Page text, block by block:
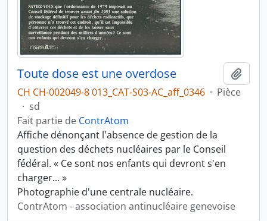
Toute dose est une overdose
CH CH-002049-8 013_CAT-S03-AC_aff_0346 · Pièce
· sd
Fait partie de ContrAtom
Affiche dénonçant l'absence de gestion de la
question des déchets nucléaires par le Conseil
fédéral. « Ce sont nos enfants qui devront s'en
charger... »
Photographie d'une centrale nucléaire.
ContrAtom - association antinucléaire genevoise